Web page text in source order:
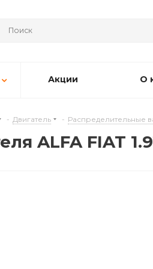
Акции О
- Двигатель - Распределительные
ALFA FIAT